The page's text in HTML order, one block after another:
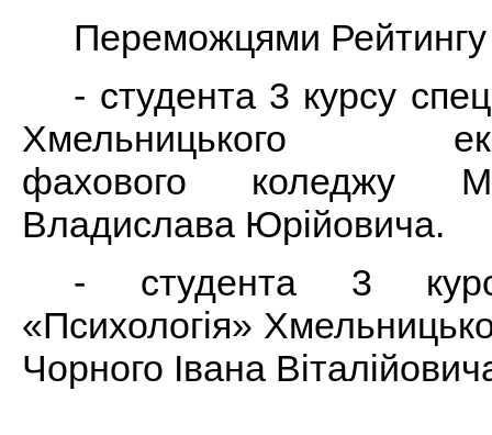
Переможцями
- студента 3 курсу
Хмельницького
фахового коледжу
Владислава Юрійовича.
- студента 3 курсу
«Психологія»
Чорного Івана